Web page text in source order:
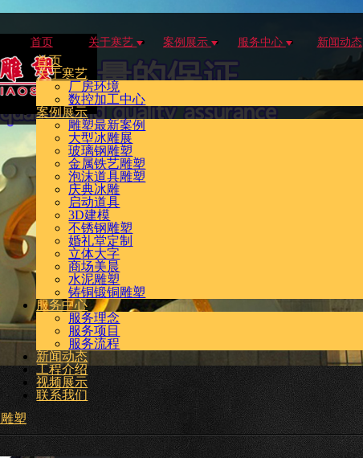
首页 关于寒艺 案例展示 服务中心 新闻动态
首页
关于寒艺
厂房环境
数控加工中心
案例展示
雕塑最新案例
大型冰雕展
玻璃钢雕塑
金属铁艺雕塑
泡沫道具雕塑
庆典冰雕
启动道具
3D建模
不锈钢雕塑
婚礼堂定制
立体大字
商场美晨
水泥雕塑
铸铜锻铜雕塑
服务中心
服务理念
服务项目
服务流程
新闻动态
工程介绍
视频展示
联系我们
塑